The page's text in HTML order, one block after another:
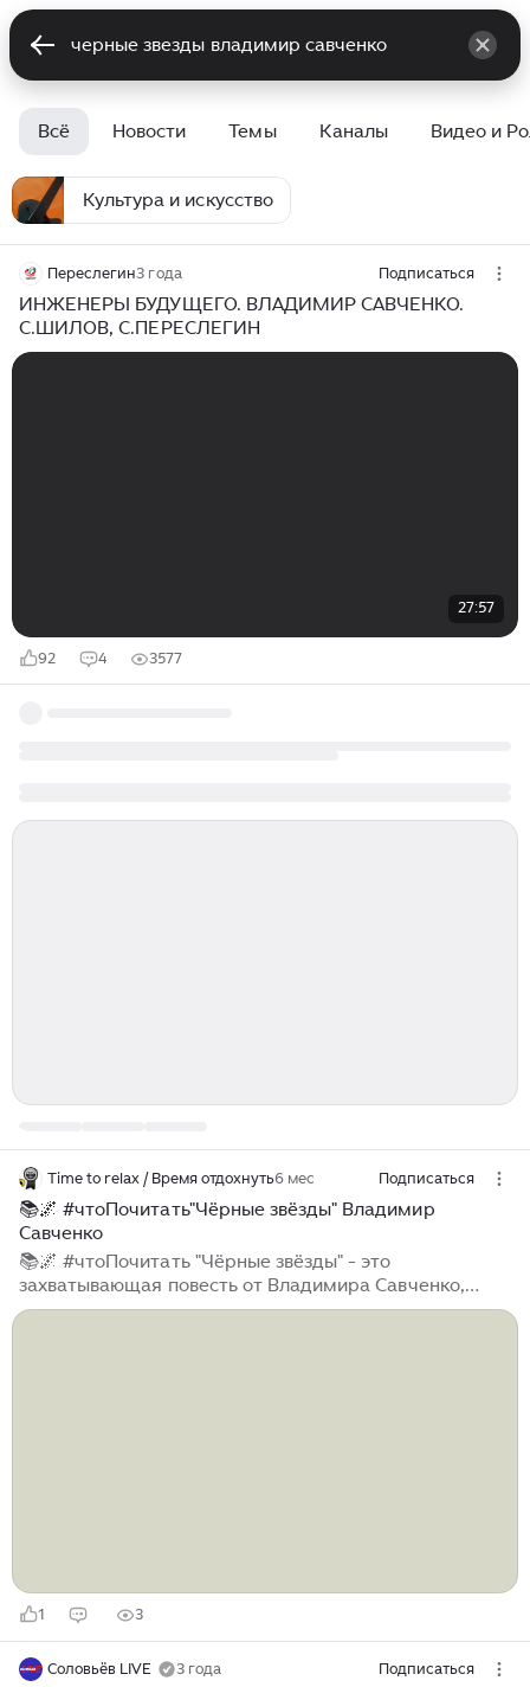
Всё Новости Темы Каналы Видео и
Культура и искусство
Переслегин3 года Подписаться
ИНЖЕНЕРЫ БУДУЩЕГО. ВЛАДИМИР САВЧЕНКО.
С.ШИЛОВ, С.ПЕРЕСЛЕГИН
27:57
92 4 3577
Time to relax / Время отдохнуть6 мес Подписаться
📚🌌 #чтоПочитать"Чёрные звёзды" Владимир
Савченко
📚🌌 #чтоПочитать "Чёрные звёзды" - это
захватывающая повесть от Владимира Савченко,
которая знакомит читателей с таинственным и
1 3
Соловьёв LIVE 3 года Подписаться